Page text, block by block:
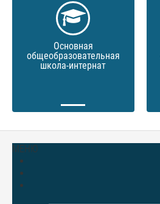
Основная
общеобразовательная
школа-интернат
МЕНЮ